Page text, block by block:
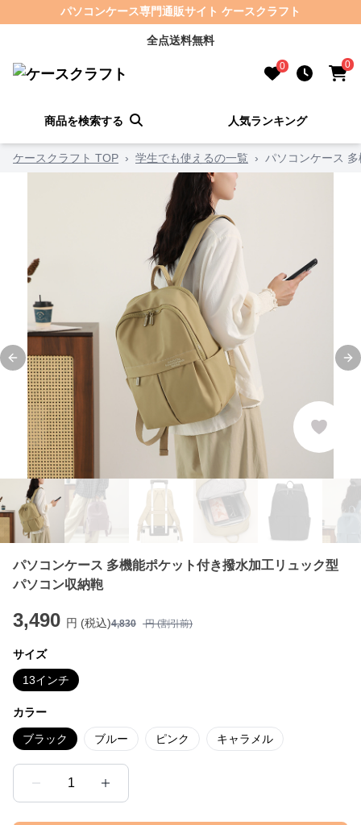
パソコンケース専門通販サイト ケースクラフト
全点送料無料
0 0
商品を検索する 人気ランキング
ケースクラフト TOP › 学生でも使えるの一覧 › パソコンケース
Previous slide
パソコンケース 多機能ポケット付き撥水加工リュック型
パソコン収納鞄
3,490 円 (税込)4,830 円 (割引前)
サイズ
13インチ
カラー
ブラック ブルー ピンク キャラメル
1